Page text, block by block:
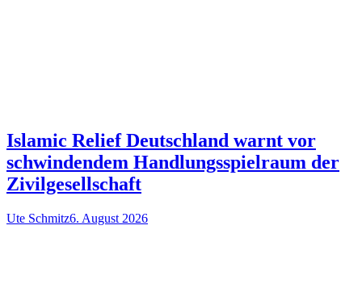
Islamic Relief Deutschland warnt vor
schwindendem Handlungsspielraum der
Zivilgesellschaft
Ute Schmitz6. August 2026